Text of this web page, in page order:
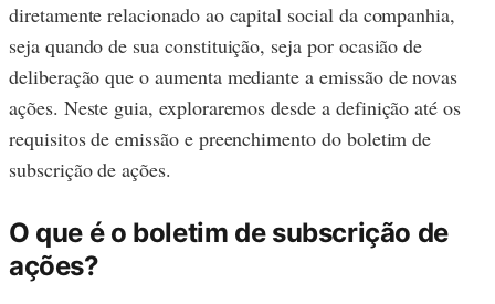
diretamente relacionado ao capital social da companhia,
seja quando de sua constituição, seja por ocasião de
deliberação que o aumenta mediante a emissão de novas
ações. Neste guia, exploraremos desde a definição até os
requisitos de emissão e preenchimento do boletim de
subscrição de ações.
O que é o boletim de subscrição de
ações?